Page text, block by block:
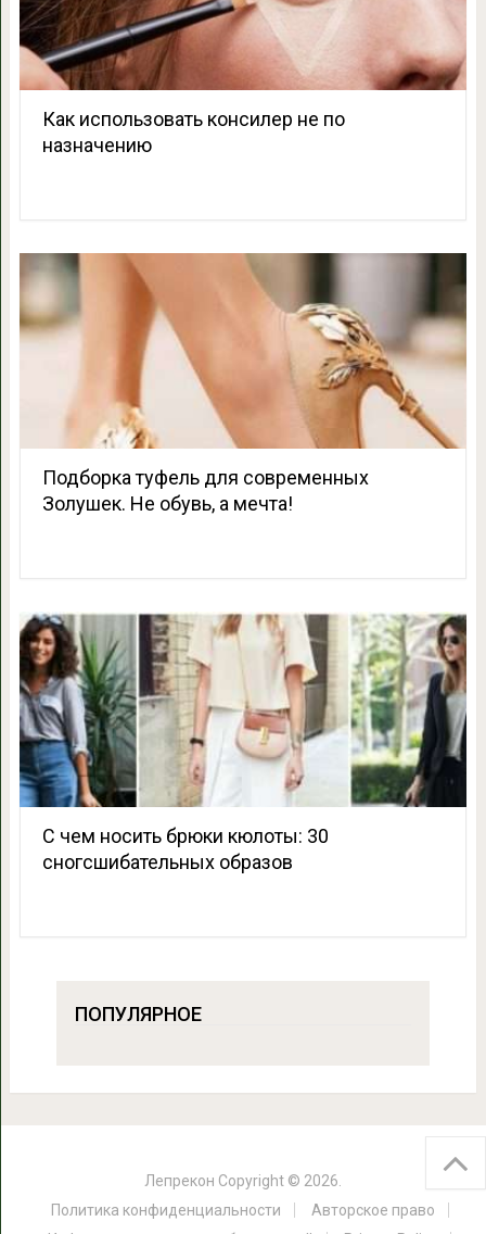
Как использовать консилер не по
назначению
Подборка туфель для современных
Золушек. Не обувь, а мечта!
С чем носить брюки кюлоты: 30
сногсшибательных образов
ПОПУЛЯРНОЕ
Лепрекон Copyright © 2026.
Политика конфиденциальности
Авторское право